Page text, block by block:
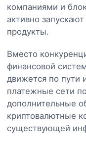
компаниями и
активно
продукты.
Вместо
финансовой
движется по пути
платежные сети
дополнительные
криптовалютные
существующей